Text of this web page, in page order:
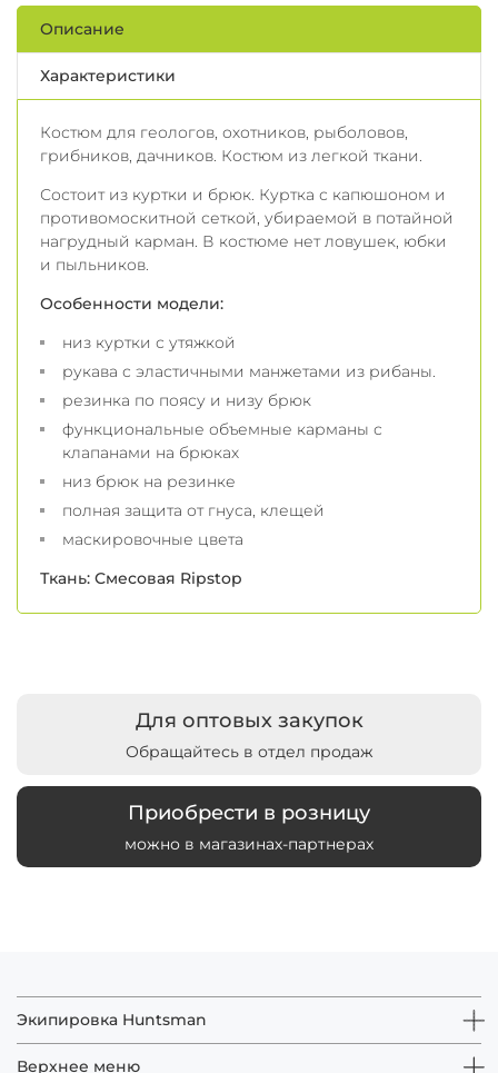
Описание
Характеристики
Костюм для геологов, охотников, рыболовов,
грибников, дачников. Костюм из легкой ткани.
Состоит из куртки и брюк. Куртка с капюшоном и
противомоскитной сеткой, убираемой в потайной
нагрудный карман. В костюме нет ловушек, юбки
и пыльников.
Особенности модели:
низ куртки с утяжкой
рукава с эластичными манжетами из рибаны.
резинка по поясу и низу брюк
функциональные объемные карманы с
клапанами на брюках
низ брюк на резинке
полная защита от гнуса, клещей
маскировочные цвета
Ткань: Смесовая Ripstop
Для оптовых закупок
Обращайтесь в отдел продаж
Приобрести в розницу
можно в магазинах-партнерах
Экипировка Huntsman
Верхнее меню